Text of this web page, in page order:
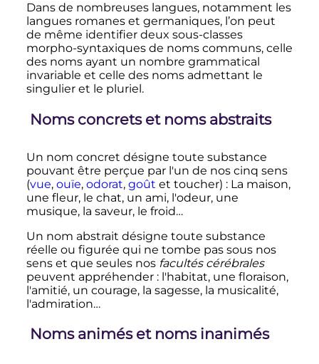
Dans de nombreuses langues, notamment les
langues romanes et germaniques, l’on peut
de même identifier deux sous-classes
morpho-syntaxiques de noms communs, celle
des noms ayant un nombre grammatical
invariable et celle des noms admettant le
singulier et le pluriel.
Noms concrets et noms abstraits
Un nom concret désigne toute substance
pouvant être perçue par l'un de nos cinq sens
(vue, ouïe, odorat, goût et toucher) : La maison,
une fleur, le chat, un ami, l'odeur, une
musique, la saveur, le froid…
Un nom abstrait désigne toute substance
réelle ou figurée qui ne tombe pas sous nos
sens et que seules nos facultés cérébrales
peuvent appréhender : l'habitat, une floraison,
l'amitié, un courage, la sagesse, la musicalité,
l'admiration…
Noms animés et noms inanimés